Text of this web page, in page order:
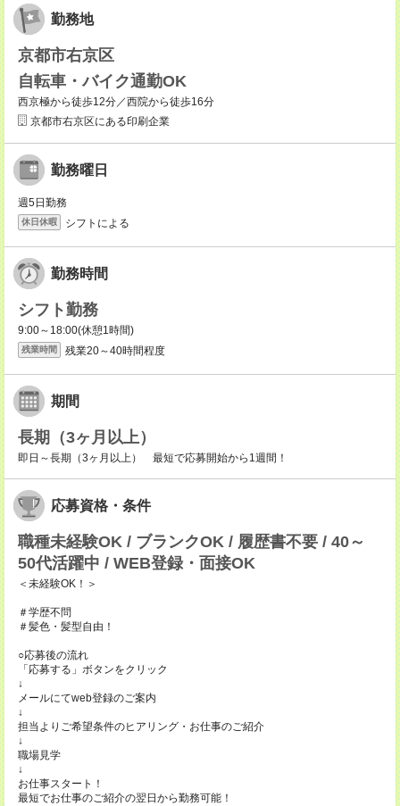
勤務地
京都市右京区
自転車・バイク通勤OK
西京極から徒歩12分／西院から徒歩16分
京都市右京区にある印刷企業
勤務曜日
週5日勤務
休日休暇 シフトによる
勤務時間
シフト勤務
9:00～18:00(休憩1時間)
残業時間 残業20～40時間程度
期間
長期（3ヶ月以上）
即日～長期（3ヶ月以上） 最短で応募開始から1週間！
応募資格・条件
職種未経験OK / ブランクOK / 履歴書不要 / 40～
50代活躍中 / WEB登録・面接OK
＜未経験OK！＞
＃学歴不問
＃髪色・髪型自由！
○応募後の流れ
「応募する」ボタンをクリック
↓
メールにてweb登録のご案内
↓
担当よりご希望条件のヒアリング・お仕事のご紹介
↓
職場見学
↓
お仕事スタート！
最短でお仕事のご紹介の翌日から勤務可能！